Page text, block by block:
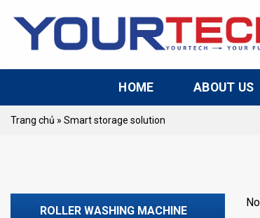
HOME ABOUT US
Trang chủ » Smart storage solution
ROLLER WASHING MACHINE